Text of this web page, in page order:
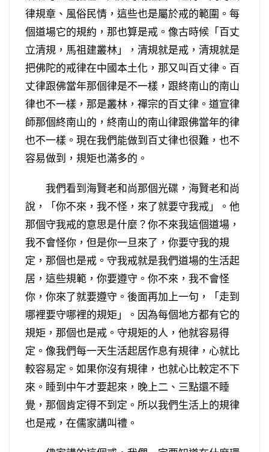
律規章、風俗民情，這些也是屬於戒的範圍。每
個道場它的規約，那也算是戒。像古時候「百丈
立清規，馬祖建叢林」，清規就是戒，清規就是
把佛陀的戒律在中國本土化，那又叫百丈律。百
丈律跟佛當年那個律是不一樣，跟終南山的南山
律也不一樣，那是叢林，禪宗的百丈律。道宣律
師那個終南山的，終南山的南山律跟佛當年的律
也不一樣。現在我們能做到百丈律也很難，也不
容易做到，規矩也滿多的。
我們看到海賢老和尚那個光碟，海賢老和尚
說，「你不來，我不怪，來了就要守我戒」。他
那個守我戒的意思是什麼？你不來我這個道場，
我不會怪你，但是你一旦來了，你要守我的規
定，那個也是戒。守我戒就是我們道場的生活起
居，這些規範，你要遵守。你不來，我不會怪
你，你來了就要遵守。後面再加上一句，「走到
哪裡要守哪裡的規矩」。因為每個地方都有它的
規矩，那個也是戒。守規矩的人，他就容易得
定。像我們每一天生活起居作息有規律，心就比
較容易定。如果你沒有規律，也就心比較定不下
來。睡到中午才要起來，晚上二、三點還不睡
覺，那個肯定得不到定。所以我們生活上的規律
也是戒，在儒家講叫禮。